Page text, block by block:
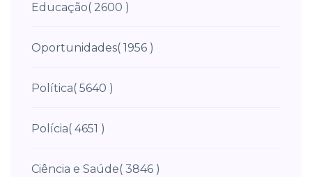
Educação( 2600 )
Oportunidades( 1956 )
Política( 5640 )
Polícia( 4651 )
Ciência e Saúde( 3846 )